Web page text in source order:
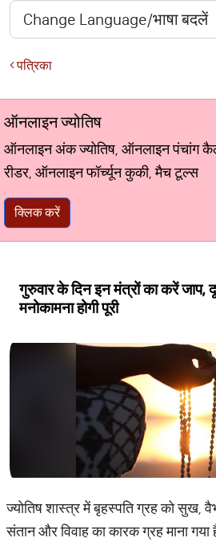
पत्रिका
ऑनलाइन ज्योतिष
ऑनलाइन अंक ज्योतिष, ऑनलाइन पंचांग
रीडर, ऑनलाइन फॉर्च्यून कुकी, मैच टूल्स
क्लिक करें
गुरुवार के दिन इन मंत्रों का करें जाप,
मनोकामना होगी पूरी
ज्योतिष शास्त्र में बृहस्पति ग्रह को सुख,
संतान और विवाह का कारक ग्रह माना